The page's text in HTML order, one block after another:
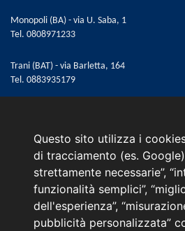
Questo sito utilizza i
di tracciamento (es.
strettamente necessarie”,
funzionalità semplici”,
dell'esperienza”,
pubblicità personalizzata”
Monopoli (BA) - via U. Saba, 1
Tel. 0808971233
Trani (BAT) - via Barletta, 164
Tel. 0883935179
Menù
L'azienda
Hyundai Business Center
Orari di apertura e chiusura
Contattaci